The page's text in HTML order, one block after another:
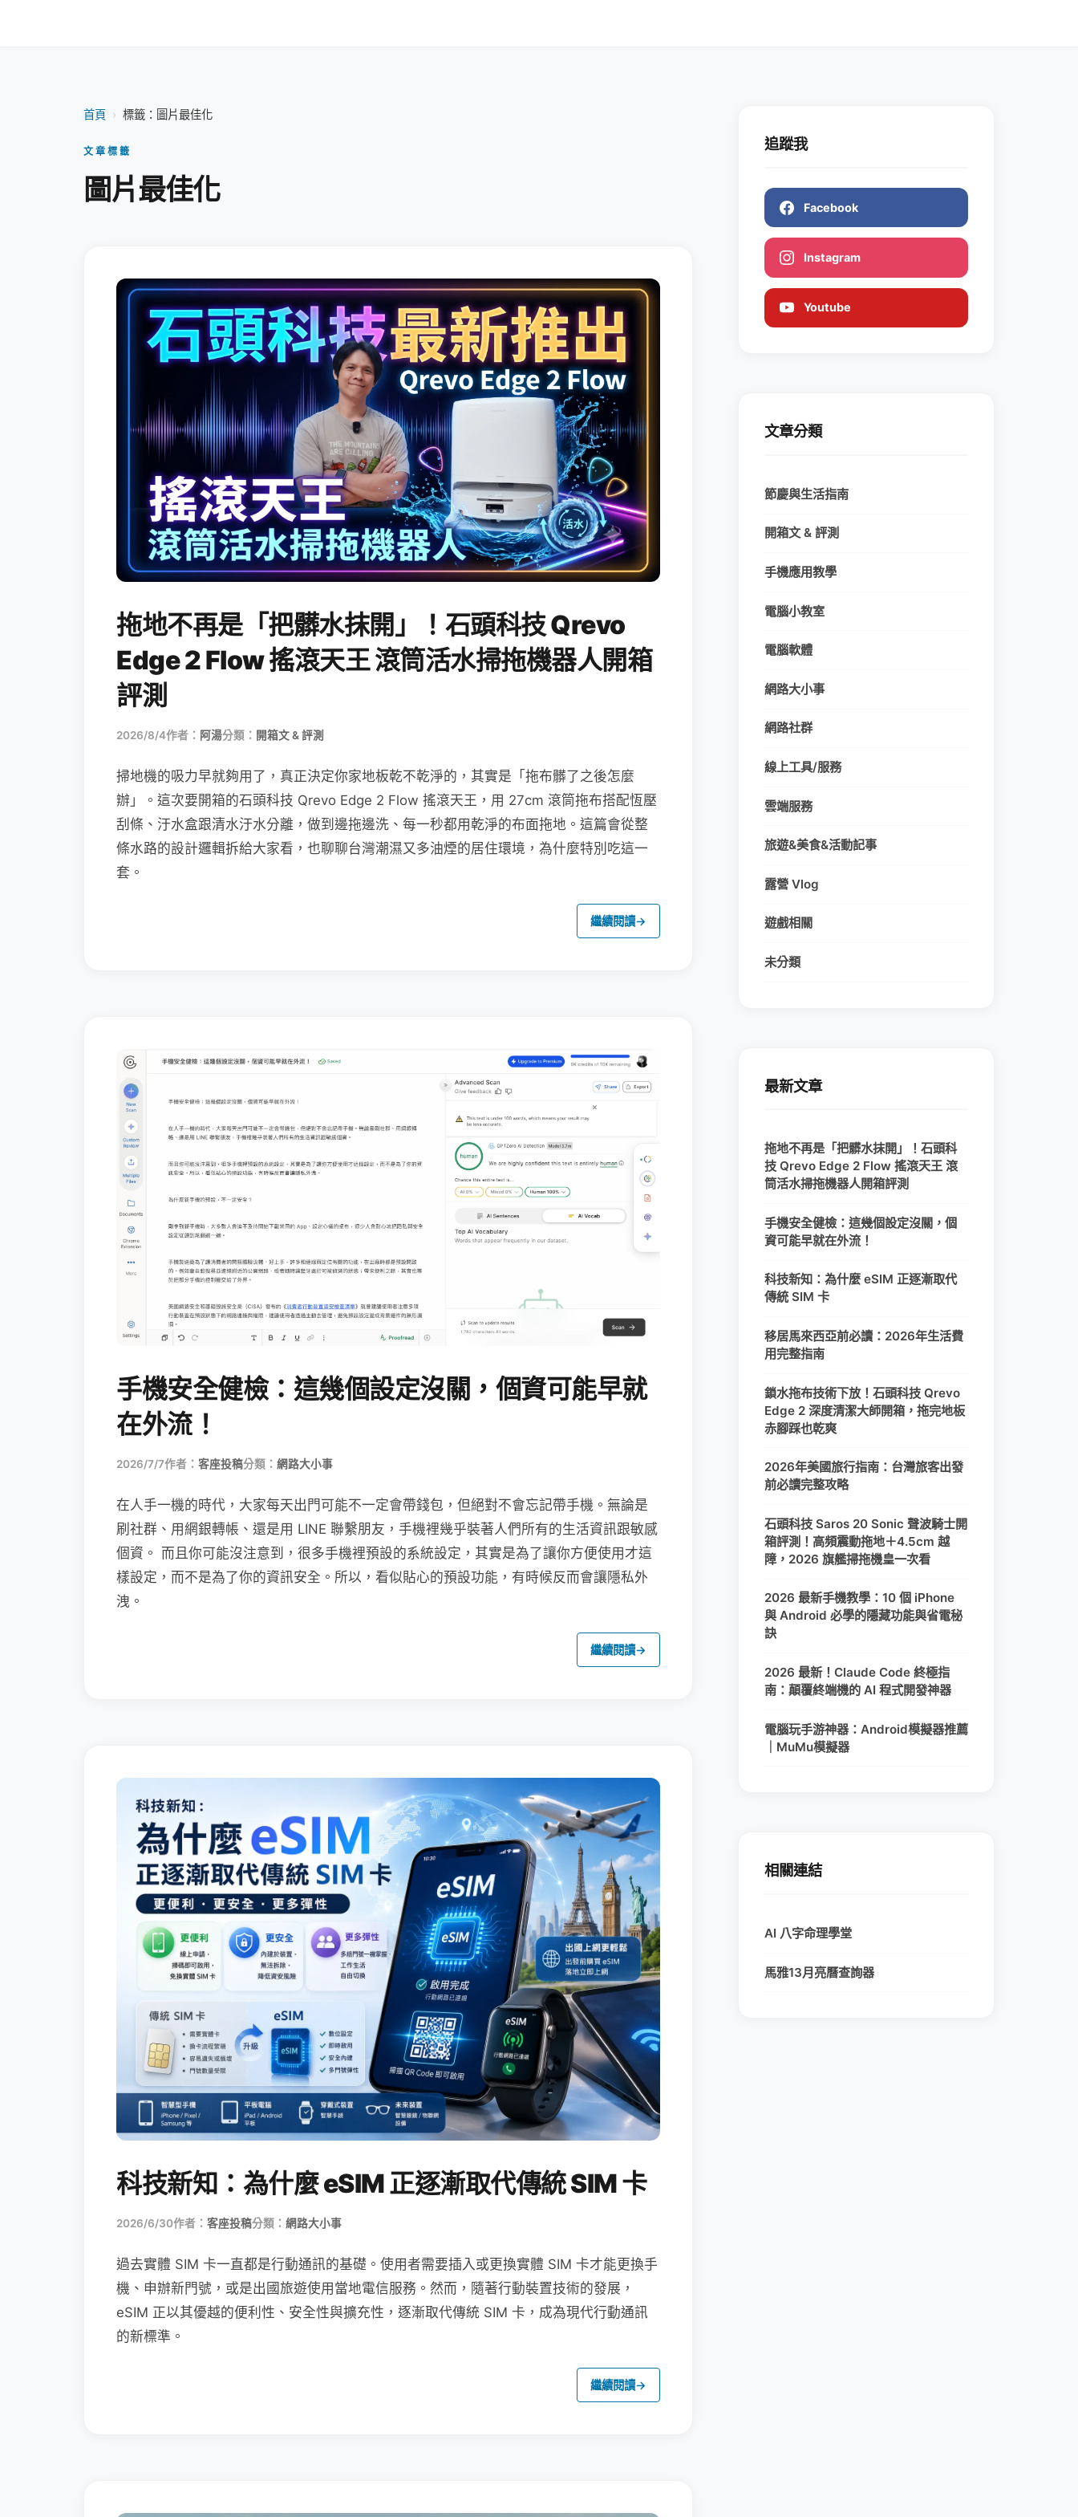
首頁 › 標籤：圖片最佳化
文章標籤
圖片最佳化
拖地不再是「把髒水抹開」！石頭科技 Qrevo
Edge 2 Flow 搖滾天王 滾筒活水掃拖機器人開箱
評測
2026/8/4作者： 阿湯分類： 開箱文 & 評測
掃地機的吸力早就夠用了，真正決定你家地板乾不乾淨的，其實是「拖布髒了之後怎麼
辦」。這次要開箱的石頭科技 Qrevo Edge 2 Flow 搖滾天王，用 27cm 滾筒拖布搭配恆壓
刮條、汙水盒跟清水汙水分離，做到邊拖邊洗、每一秒都用乾淨的布面拖地。這篇會從整
條水路的設計邏輯拆給大家看，也聊聊台灣潮濕又多油煙的居住環境，為什麼特別吃這一
套。
繼續閱讀→
手機安全健檢：這幾個設定沒關，個資可能早就
在外流！
2026/7/7作者： 客座投稿分類： 網路大小事
在人手一機的時代，大家每天出門可能不一定會帶錢包，但絕對不會忘記帶手機。無論是
刷社群、用網銀轉帳、還是用 LINE 聯繫朋友，手機裡幾乎裝著人們所有的生活資訊跟敏感
個資。 而且你可能沒注意到，很多手機裡預設的系統設定，其實是為了讓你方便使用才這
樣設定，而不是為了你的資訊安全。所以，看似貼心的預設功能，有時候反而會讓隱私外
洩。
繼續閱讀→
科技新知：為什麼 eSIM 正逐漸取代傳統 SIM 卡
2026/6/30作者： 客座投稿分類： 網路大小事
過去實體 SIM 卡一直都是行動通訊的基礎。使用者需要插入或更換實體 SIM 卡才能更換手
機、申辦新門號，或是出國旅遊使用當地電信服務。然而，隨著行動裝置技術的發展，
eSIM 正以其優越的便利性、安全性與擴充性，逐漸取代傳統 SIM 卡，成為現代行動通訊
的新標準。
繼續閱讀→
追蹤我
Facebook
Instagram
Youtube
文章分類
節慶與生活指南
開箱文 & 評測
手機應用教學
電腦小教室
電腦軟體
網路大小事
網路社群
線上工具/服務
雲端服務
旅遊&美食&活動記事
露營 Vlog
遊戲相關
未分類
最新文章
拖地不再是「把髒水抹開」！石頭科
技 Qrevo Edge 2 Flow 搖滾天王 滾
筒活水掃拖機器人開箱評測
手機安全健檢：這幾個設定沒關，個
資可能早就在外流！
科技新知：為什麼 eSIM 正逐漸取代
傳統 SIM 卡
移居馬來西亞前必讀：2026年生活費
用完整指南
鎖水拖布技術下放！石頭科技 Qrevo
Edge 2 深度清潔大師開箱，拖完地板
赤腳踩也乾爽
2026年美國旅行指南：台灣旅客出發
前必讀完整攻略
石頭科技 Saros 20 Sonic 聲波騎士開
箱評測！高頻震動拖地＋4.5cm 越
障，2026 旗艦掃拖機皇一次看
2026 最新手機教學：10 個 iPhone
與 Android 必學的隱藏功能與省電秘
訣
2026 最新！Claude Code 終極指
南：顛覆終端機的 AI 程式開發神器
電腦玩手游神器：Android模擬器推薦
｜MuMu模擬器
相關連結
AI 八字命理學堂
馬雅13月亮曆查詢器